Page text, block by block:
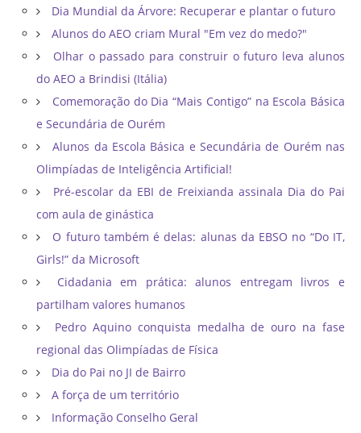
Dia Mundial da Árvore: Recuperar e plantar o futuro
Alunos do AEO criam Mural "Em vez do medo?"
Olhar o passado para construir o futuro leva alunos
do AEO a Brindisi (Itália)
Comemoração do Dia “Mais Contigo” na Escola Básica
e Secundária de Ourém
Alunos da Escola Básica e Secundária de Ourém nas
Olimpíadas de Inteligência Artificial!
Pré-escolar da EBI de Freixianda assinala Dia do Pai
com aula de ginástica
O futuro também é delas: alunas da EBSO no “Do IT,
Girls!” da Microsoft
Cidadania em prática: alunos entregam livros e
partilham valores humanos
Pedro Aquino conquista medalha de ouro na fase
regional das Olimpíadas de Física
Dia do Pai no JI de Bairro
A força de um território
Informação Conselho Geral